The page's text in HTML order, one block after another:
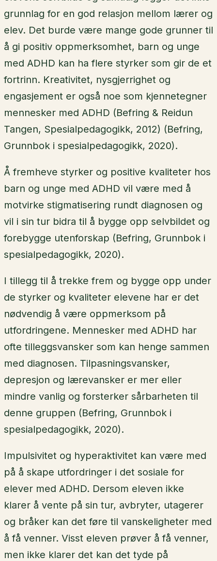
grunnlag for en god relasjon mellom lærer og
elev. Det burde være mange gode grunner til
å gi positiv oppmerksomhet, barn og unge
med ADHD kan ha flere styrker som gir de et
fortrinn. Kreativitet, nysgjerrighet og
engasjement er også noe som kjennetegner
mennesker med ADHD (Befring & Reidun
Tangen, Spesialpedagogikk, 2012) (Befring,
Grunnbok i spesialpedagogikk, 2020).
Å fremheve styrker og positive kvaliteter hos
barn og unge med ADHD vil være med å
motvirke stigmatisering rundt diagnosen og
vil i sin tur bidra til å bygge opp selvbildet og
forebygge utenforskap (Befring, Grunnbok i
spesialpedagogikk, 2020).
I tillegg til å trekke frem og bygge opp under
de styrker og kvaliteter elevene har er det
nødvendig å være oppmerksom på
utfordringene. Mennesker med ADHD har
ofte tilleggsvansker som kan henge sammen
med diagnosen. Tilpasningsvansker,
depresjon og lærevansker er mer eller
mindre vanlig og forsterker sårbarheten til
denne gruppen (Befring, Grunnbok i
spesialpedagogikk, 2020).
Impulsivitet og hyperaktivitet kan være med
på å skape utfordringer i det sosiale for
elever med ADHD. Dersom eleven ikke
klarer å vente på sin tur, avbryter, utagerer
og bråker kan det føre til vanskeligheter med
å få venner. Visst eleven prøver å få venner,
men ikke klarer det kan det tyde på